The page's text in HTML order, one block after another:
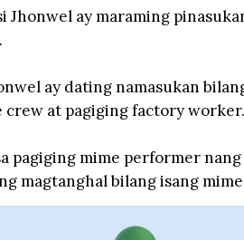
Jhonwel ay maraming
ay dating namasukan
at pagiging factory worker.
pagiging mime performer
magtanghal bilang isang